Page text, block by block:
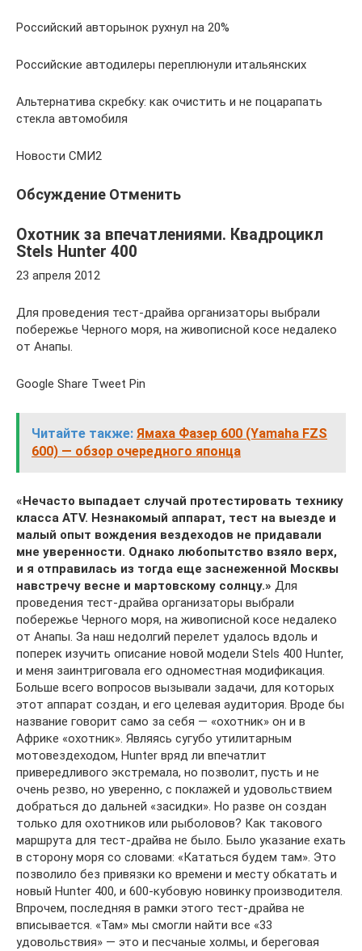
Российский авторынок рухнул на 20%
Российские автодилеры переплюнули итальянских
Альтернатива скребку: как очистить и не поцарапать
стекла автомобиля
Новости СМИ2
Обсуждение Отменить
Охотник за впечатлениями. Квадроцикл
Stels Hunter 400
23 апреля 2012
Для проведения тест-драйва организаторы выбрали
побережье Черного моря, на живописной косе недалеко
от Анапы.
Google Share Tweet Pin
Читайте также: Ямаха Фазер 600 (Yamaha FZS
600) — обзор очередного японца
«Нечасто выпадает случай протестировать технику
класса ATV. Незнакомый аппарат, тест на выезде и
малый опыт вождения вездеходов не придавали
мне уверенности. Однако любопытство взяло верх,
и я отправилась из тогда еще заснеженной Москвы
навстречу весне и мартовскому солнцу.» Для
проведения тест-драйва организаторы выбрали
побережье Черного моря, на живописной косе недалеко
от Анапы. За наш недолгий перелет удалось вдоль и
поперек изучить описание новой модели Stels 400 Hunter,
и меня заинтриговала его одноместная модификация.
Больше всего вопросов вызывали задачи, для которых
этот аппарат создан, и его целевая аудитория. Вроде бы
название говорит само за себя — «охотник» он и в
Африке «охотник». Являясь сугубо утилитарным
мотовездеходом, Hunter вряд ли впечатлит
привередливого экстремала, но позволит, пусть и не
очень резво, но уверенно, с поклажей и удовольствием
добраться до дальней «засидки». Но разве он создан
только для охотников или рыболовов? Как такового
маршрута для тест-драйва не было. Было указание ехать
в сторону моря со словами: «Кататься будем там». Это
позволило без привязки ко времени и месту обкатать и
новый Hunter 400, и 600-кубовую новинку производителя.
Впрочем, последняя в рамки этого тест-драйва не
вписывается. «Там» мы смогли найти все «33
удовольствия» — это и песчаные холмы, и береговая